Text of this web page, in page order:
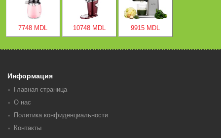
7748 MDL 10748 MDL 9915 MDL
Информация
Главная страница
О нас
Политика конфиденциальности
Контакты